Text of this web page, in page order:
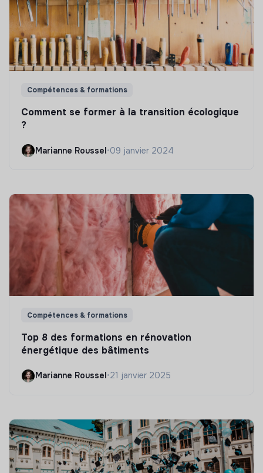
Compétences & formations
Comment se former à la transition écologique
?
Marianne Roussel•09 janvier 2024
Compétences & formations
Top 8 des formations en rénovation
énergétique des bâtiments
Marianne Roussel•21 janvier 2025